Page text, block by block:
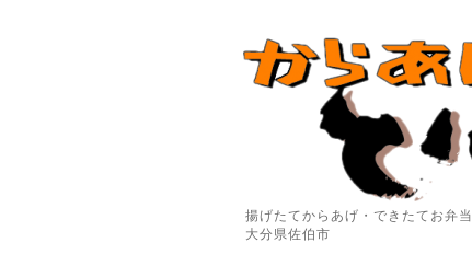
揚げたてからあげ・できたてお弁当
大分県佐伯市